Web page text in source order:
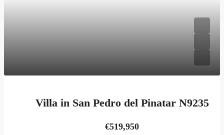
Villa in San Pedro del Pinatar N9235
€519,950